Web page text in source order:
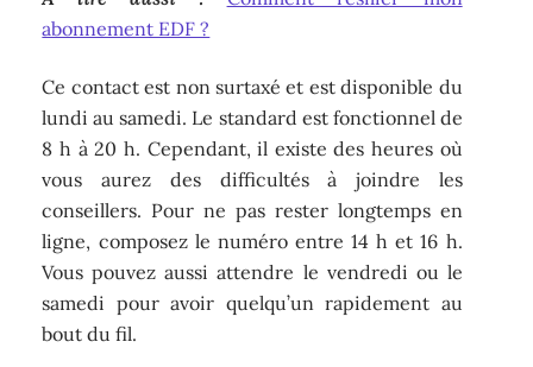
abonnement EDF ?
Ce contact est non surtaxé et est disponible du
lundi au samedi. Le standard est fonctionnel de
8 h à 20 h. Cependant, il existe des heures où
vous aurez des difficultés à joindre les
conseillers. Pour ne pas rester longtemps en
ligne, composez le numéro entre 14 h et 16 h.
Vous pouvez aussi attendre le vendredi ou le
samedi pour avoir quelqu’un rapidement au
bout du fil.